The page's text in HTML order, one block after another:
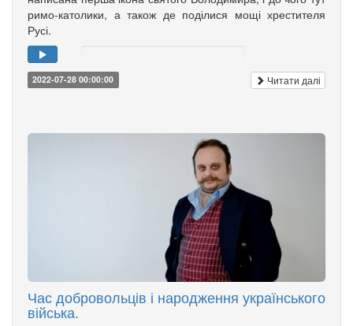
римо-католики, а також де поділися мощі хрестителя
Русі.
2022-07-28 00:00:00 Читати далі
Час добровольців і народження українського
війська.